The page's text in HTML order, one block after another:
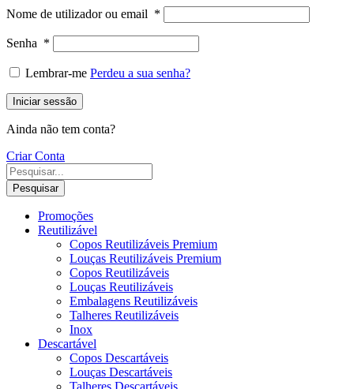
Nome de utilizador ou email *
Senha *
Lembrar-me Perdeu a sua senha?
Iniciar sessão
Ainda não tem conta?
Criar Conta
Pesquisar
Promoções
Reutilizável
Copos Reutilizáveis Premium
Louças Reutilizáveis Premium
Copos Reutilizáveis
Louças Reutilizáveis
Embalagens Reutilizáveis
Talheres Reutilizáveis
Inox
Descartável
Copos Descartáveis
Louças Descartáveis
Talheres Descartáveis